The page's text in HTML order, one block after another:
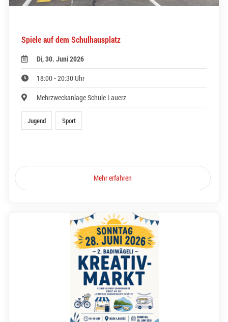
Spiele auf dem Schulhausplatz
Di, 30. Juni 2026
18:00 - 20:30 Uhr
Mehrzweckanlage Schule Lauerz
Jugend Sport
Mehr erfahren